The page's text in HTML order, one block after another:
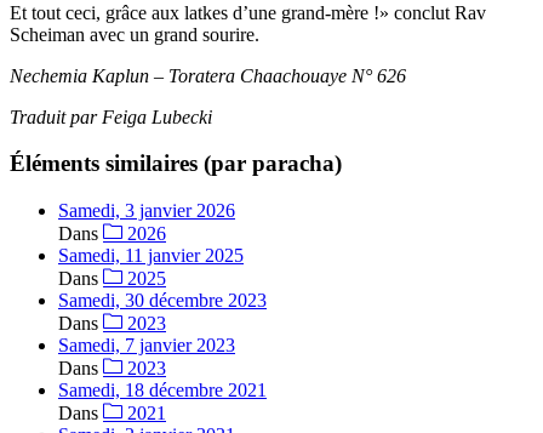
Et tout ceci, grâce aux latkes d’une grand-mère !» conclut Rav
Scheiman avec un grand sourire.
Nechemia Kaplun – Toratera Chaachouaye N° 626
Traduit par Feiga Lubecki
Éléments similaires (par paracha)
Samedi, 3 janvier 2026
Dans
2026
Samedi, 11 janvier 2025
Dans
2025
Samedi, 30 décembre 2023
Dans
2023
Samedi, 7 janvier 2023
Dans
2023
Samedi, 18 décembre 2021
Dans
2021